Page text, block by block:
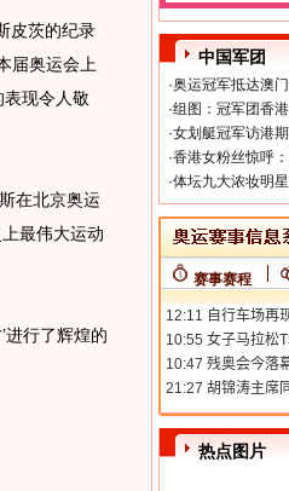
皮茨的纪录
届奥运会上
表现令人敬
在北京奥运
最伟大运动
行了辉煌的
中国军团
·奥运冠军抵达澳
·组图：冠军团香
·女划艇冠军访港
·香港女粉丝惊呼
·体坛九大浓妆明
赛事赛程
热点图片